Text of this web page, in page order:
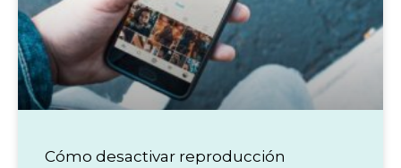
Cómo desactivar reproducción